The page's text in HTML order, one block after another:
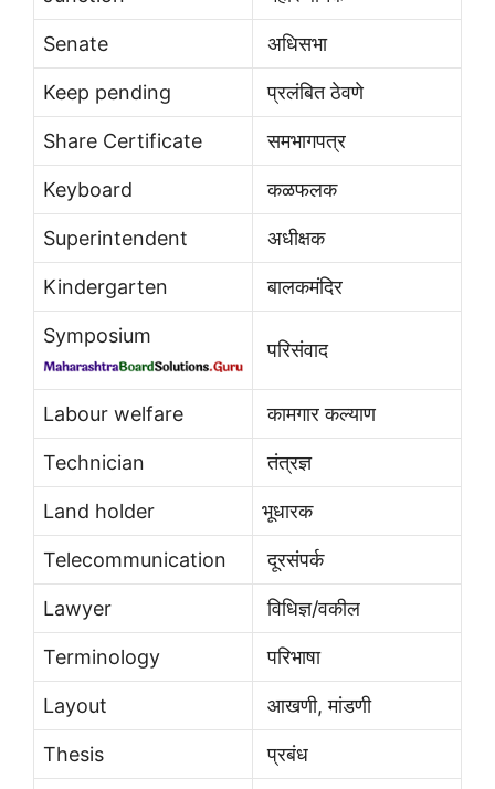
Senate अधिसभा
Keep pending प्रलंबित ठेवणे
Share Certificate समभागपत्र
Keyboard कळफलक
Superintendent अधीक्षक
Kindergarten बालकमंदिर
Symposium
परिसंवाद
Labour welfare कामगार कल्याण
Technician तंत्रज्ञ
Land holder भूधारक
Telecommunication दूरसंपर्क
Lawyer विधिज्ञ/वकील
Terminology परिभाषा
Layout आखणी, मांडणी
Thesis प्रबंध